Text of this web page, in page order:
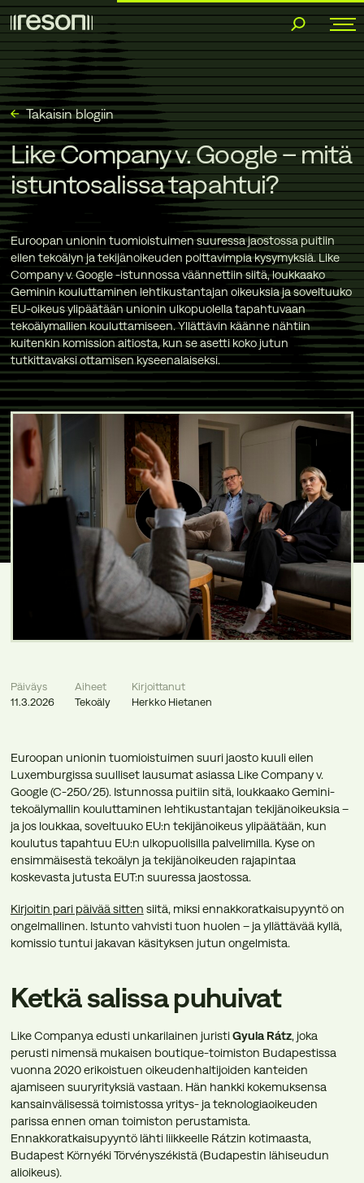
Siirry
sisältöön
Takaisin blogiin
Like Company v. Google – mitä
istuntosalissa tapahtui?
Euroopan unionin tuomioistuimen suuressa jaostossa puitiin
eilen tekoälyn ja tekijänoikeuden polttavimpia kysymyksiä. Like
Company v. Google -istunnossa väännettiin siitä, loukkaako
Geminin kouluttaminen lehtikustantajan oikeuksia ja soveltuuko
EU-oikeus ylipäätään unionin ulkopuolella tapahtuvaan
tekoälymallien kouluttamiseen. Yllättävin käänne nähtiin
kuitenkin komission aitiosta, kun se asetti koko jutun
tutkittavaksi ottamisen kyseenalaiseksi.
Päiväys
11.3.2026
Aiheet
Tekoäly
Kirjoittanut
Herkko Hietanen
Euroopan unionin tuomioistuimen suuri jaosto kuuli eilen
Luxemburgissa suulliset lausumat asiassa Like Company v.
Google (C-250/25). Istunnossa puitiin sitä, loukkaako Gemini-
tekoälymallin kouluttaminen lehtikustantajan tekijänoikeuksia –
ja jos loukkaa, soveltuuko EU:n tekijänoikeus ylipäätään, kun
koulutus tapahtuu EU:n ulkopuolisilla palvelimilla. Kyse on
ensimmäisestä tekoälyn ja tekijänoikeuden rajapintaa
koskevasta jutusta EUT:n suuressa jaostossa.
Kirjoitin pari päivää sitten siitä, miksi ennakkoratkaisupyyntö on
ongelmallinen. Istunto vahvisti tuon huolen – ja yllättävää kyllä,
komissio tuntui jakavan käsityksen jutun ongelmista.
Ketkä salissa puhuivat
Like Companya edusti unkarilainen juristiGyula Rátz, joka
perusti nimensä mukaisen boutique-toimiston Budapestissa
vuonna 2020 erikoistuen oikeudenhaltijoiden kanteiden
ajamiseen suuryrityksiä vastaan. Hän hankki kokemuksensa
kansainvälisessä toimistossa yritys- ja teknologiaoikeuden
parissa ennen oman toimiston perustamista.
Ennakkoratkaisupyyntö lähti liikkeelle Rátzin kotimaasta,
Budapest Környéki Törvényszékistä (Budapestin lähiseudun
alioikeus).